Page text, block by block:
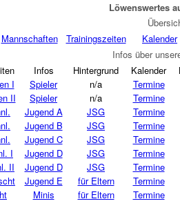
Löwenswertes
Mannschaften Trainingszeiten Kalender
Infos über
Infos Hintergrund Kalender
I
Spieler n/a Termine
II
Spieler n/a Termine
Jugend A JSG Termine
Jugend B JSG Termine
Jugend C JSG Termine
I
Jugend D JSG Termine
II
Jugend D JSG Termine
Jugend E für Eltern Termine
Minis für Eltern Termine